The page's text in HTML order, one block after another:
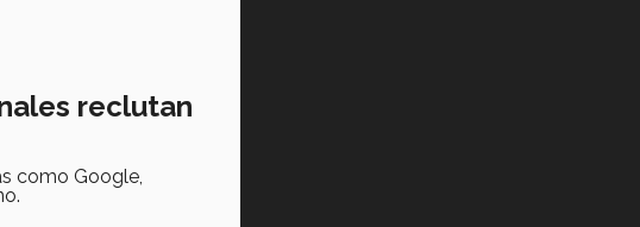
reclutan
como Google,